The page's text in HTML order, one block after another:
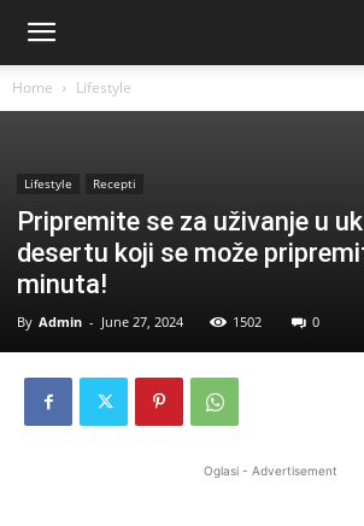
Home Lifestyle
Lifestyle Recepti
Pripremite se za uživanje u
desertu koji se može
minuta!
By Admin - June 27, 2024 1502 0
Oglasi - Advertisement